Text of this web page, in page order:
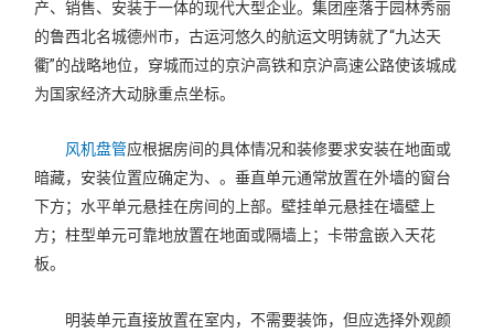
产、销售、安装于一体的现代大型企业。集团座落于园林秀丽
的鲁西北名城德州市，古运河悠久的航运文明铸就了“九达天
衢”的战略地位，穿城而过的京沪高铁和京沪高速公路使该城成
为国家经济大动脉重点坐标。
风机盘管应根据房间的具体情况和装修要求安装在地面或
暗藏，安装位置应确定为、。垂直单元通常放置在外墙的窗台
下方；水平单元悬挂在房间的上部。壁挂单元悬挂在墙壁上
方；柱型单元可靠地放置在地面或隔墙上；卡带盒嵌入天花
板。
明装单元直接放置在室内，不需要装饰，但应选择外观颜